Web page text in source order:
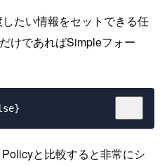
たい情報をセットできる任
けであればSimpleフォー
と比較すると非常にシ